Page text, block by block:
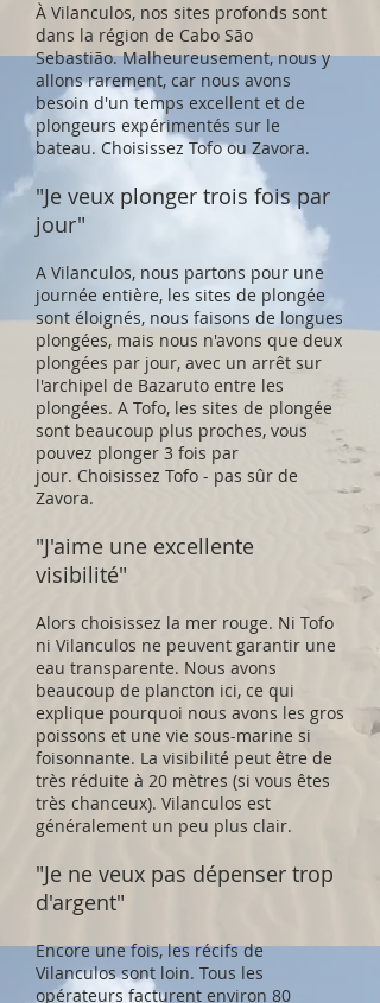
À Vilanculos, nos sites profonds sont
dans la région de Cabo São
Sebastião. Malheureusement, nous y
allons rarement, car nous avons
besoin d'un temps excellent et de
plongeurs expérimentés sur le
bateau. Choisissez Tofo ou Zavora.
"Je veux plonger trois fois par
jour"
A Vilanculos, nous partons pour une
journée entière, les sites de plongée
sont éloignés, nous faisons de longues
plongées, mais nous n'avons que deux
plongées par jour, avec un arrêt sur
l'archipel de Bazaruto entre les
plongées. A Tofo, les sites de plongée
sont beaucoup plus proches, vous
pouvez plonger 3 fois par
jour. Choisissez Tofo - pas sûr de
Zavora.
"J'aime une excellente
visibilité"
Alors choisissez la mer rouge. Ni Tofo
ni Vilanculos ne peuvent garantir une
eau transparente. Nous avons
beaucoup de plancton ici, ce qui
explique pourquoi nous avons les gros
poissons et une vie sous-marine si
foisonnante. La visibilité peut être de
très réduite à 20 mètres (si vous êtes
très chanceux). Vilanculos est
généralement un peu plus clair.
"Je ne veux pas dépenser trop
d'argent"
Encore une fois, les récifs de
Vilanculos sont loin. Tous les
opérateurs facturent environ 80